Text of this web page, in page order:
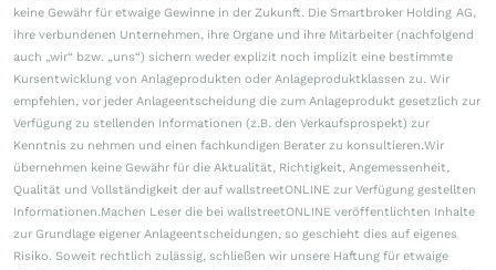
keine Gewähr für etwaige Gewinne in der Zukunft. Die Smartbroker Holding AG,
ihre verbundenen Unternehmen, ihre Organe und ihre Mitarbeiter (nachfolgend
auch „wir“ bzw. „uns“) sichern weder explizit noch implizit eine bestimmte
Kursentwicklung von Anlageprodukten oder Anlageproduktklassen zu. Wir
empfehlen, vor jeder Anlageentscheidung die zum Anlageprodukt gesetzlich zur
Verfügung zu stellenden Informationen (z.B. den Verkaufsprospekt) zur
Kenntnis zu nehmen und einen fachkundigen Berater zu konsultieren.Wir
übernehmen keine Gewähr für die Aktualität, Richtigkeit, Angemessenheit,
Qualität und Vollständigkeit der auf wallstreetONLINE zur Verfügung gestellten
Informationen.Machen Leser die bei wallstreetONLINE veröffentlichten Inhalte
zur Grundlage eigener Anlageentscheidungen, so geschieht dies auf eigenes
Risiko. Soweit rechtlich zulässig, schließen wir unsere Haftung für etwaige